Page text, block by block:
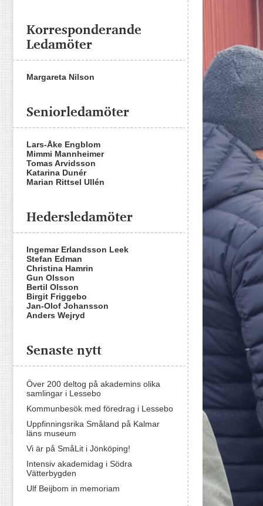
Korresponderande
Ledamöter
Margareta Nilson
Seniorledamöter
Lars-Åke Engblom
Mimmi Mannheimer
Tomas Arvidsson
Katarina Dunér
Marian Rittsel Ullén
Hedersledamöter
Ingemar Erlandsson Leek
Stefan Edman
Christina Hamrin
Gun Olsson
Bertil Olsson
Birgit Friggebo
Jan-Olof Johansson
Anders Wejryd
Senaste nytt
Över 200 deltog på akademins olika
samlingar i Lessebo
Kommunbesök med föredrag i Lessebo
Uppfinningsrika Småland på Kalmar
läns museum
Vi är på SmåLit i Jönköping!
Intensiv akademidag i Södra
Vätterbygden
Ulf Beijbom in memoriam